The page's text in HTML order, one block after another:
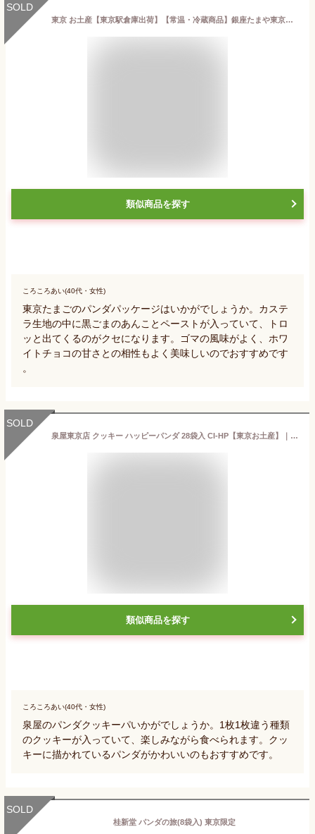
SOLD
東京 お土産【東京駅倉庫出荷】【常温・冷蔵商品】銀座たまや東京たまご パンダパッケージNおみやげ 土産 東京みやげ 東京駅 上野 動物園 ごまたまご 和菓子 和洋菓子 スイーツ お中元 御中元 お歳暮 御歳暮 内祝い 観光 ギフト プレゼント のし可
類似商品を探す
ころころあい(40代・女性)
東京たまごのパンダパッケージはいかがでしょうか。カステ
ラ生地の中に黒ごまのあんことペーストが入っていて、トロ
ッと出てくるのがクセになります。ゴマの風味がよく、ホワ
イトチョコの甘さとの相性もよく美味しいのでおすすめです
。
SOLD
泉屋東京店 クッキー ハッピーパンダ 28袋入 CI-HP【東京お土産】｜泉屋 クッキー 東京土産 東京お土産 パンダ お菓子 おみやげ みやげ お菓子 箱菓子 銘菓 プレゼント ギフト 手土産 洋菓子 お返し 挨拶 お礼 スイーツ お返し 帰省土産 お取り寄せ 缶 箱 かわいい
類似商品を探す
ころころあい(40代・女性)
泉屋のパンダクッキーパいかがでしょうか。1枚1枚違う種類
のクッキーが入っていて、楽しみながら食べられます。クッ
キーに描かれているパンダがかわいいのもおすすめです。
SOLD
桂新堂 パンダの旅(8袋入) 東京限定